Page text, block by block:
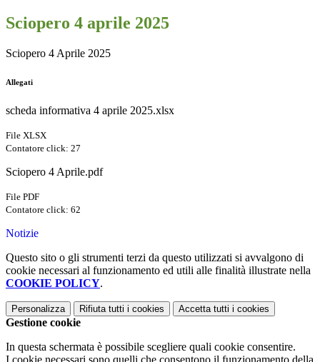
Sciopero 4 aprile 2025
Sciopero 4 Aprile 2025
Allegati
scheda informativa 4 aprile 2025.xlsx
File XLSX
Contatore click: 27
Sciopero 4 Aprile.pdf
File PDF
Contatore click: 62
Notizie
Questo sito o gli strumenti terzi da questo utilizzati si avvalgono di
cookie necessari al funzionamento ed utili alle finalità illustrate nella
COOKIE POLICY.
Personalizza Rifiuta tutti i cookies Accetta tutti i cookies
Gestione cookie
In questa schermata è possibile scegliere quali cookie consentire.
I cookie necessari sono quelli che consentono il funzionamento della